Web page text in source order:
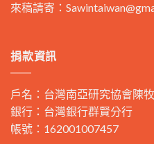
來稿請寄：
捐款資訊
戶名：台灣南亞研究協會陳
銀行：台灣銀行群賢分行
帳號：162001007457